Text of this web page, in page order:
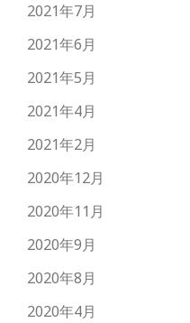
2021年7月
2021年6月
2021年5月
2021年4月
2021年2月
2020年12月
2020年11月
2020年9月
2020年8月
2020年4月